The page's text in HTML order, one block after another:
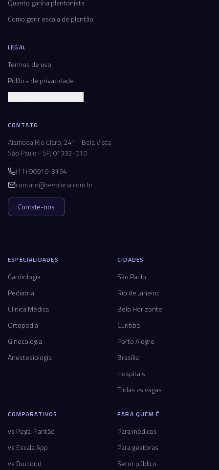
Quanto ganha plantonista
Como gerir escala de plantão
LEGAL
Termos de uso
Política de privacidade
CONTATO
Alameda Rio Claro, 241 - Bela Vista
São Paulo - SP, 01332-010
(11) 96919-3194
contato@revoluna.com.br
Contate-nos
ESPECIALIDADES
Cardiologia
Pediatria
Clínica Médica
Ortopedia
Ginecologia
Anestesiologia
CIDADES
São Paulo
Rio de Janeiro
Belo Horizonte
Curitiba
Porto Alegre
Brasília
Hospitais
Todas as vagas
COMPARATIVOS
vs Pega Plantão
vs Escala App
vs Doctorid
PARA QUEM É
Para médicos
Para gestoras
Setor público